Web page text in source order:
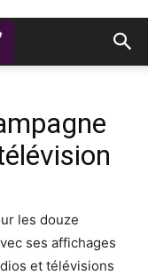
les douze
ses affichages
et télévisions